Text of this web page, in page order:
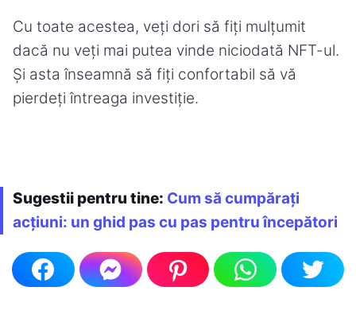
Cu toate acestea, veți dori să fiți mulțumit
dacă nu veți mai putea vinde niciodată NFT-ul.
Și asta înseamnă să fiți confortabil să vă
pierdeți întreaga investiție.
Sugestii pentru tine: Cum să cumpărați
acțiuni: un ghid pas cu pas pentru începători